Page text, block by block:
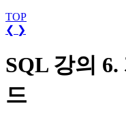
TOP
❮ ❯
SQL 강의
드